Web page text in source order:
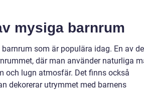
mysiga barnrum
som är populära idag. En av de
där man använder naturliga
och lugn atmosfär. Det finns också
dekorerar utrymmet med barnens